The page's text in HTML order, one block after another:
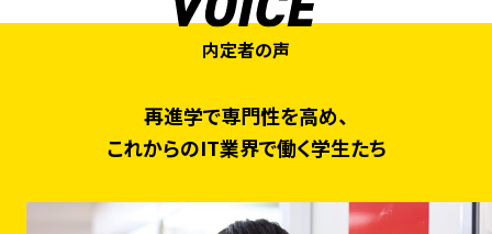
内定者の声
再進学で専門性を高め、
これからのIT業界で働く学生たち